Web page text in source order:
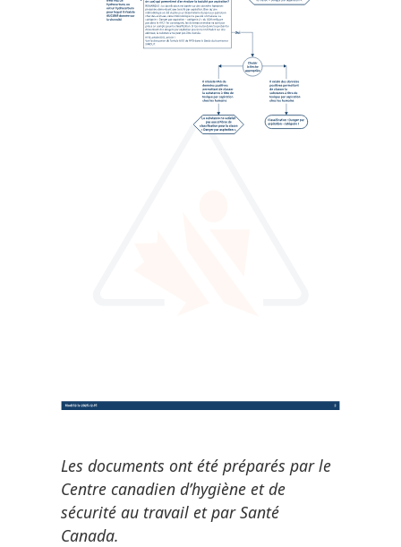
Les documents ont été préparés par le
Centre canadien d’hygiène et de
sécurité au travail et par Santé
Canada.